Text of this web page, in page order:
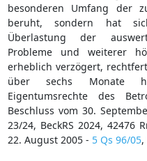
besonderen Umfang der
beruht, sondern hat
Überlastung der
Probleme und weiterer
erheblich verzögert,
über sechs Monate
Eigentumsrechte des
Beschluss vom 30.
23/24, BeckRS 2024, 42476
22. August 2005 - 5 Qs 96/05,